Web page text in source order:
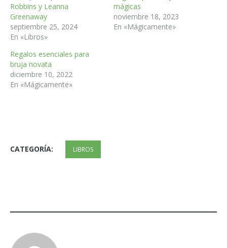
Robbins y Leanna
Greenaway
septiembre 25, 2024
En «Libros»
mágicas
noviembre 18, 2023
En «Mágicamente»
Regalos esenciales para
bruja novata
diciembre 10, 2022
En «Mágicamente»
CATEGORÍA: LIBROS